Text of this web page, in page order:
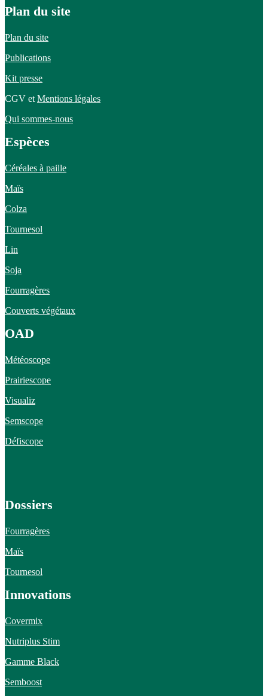
Plan du site
Plan du site
Publications
Kit presse
CGV et Mentions légales
Qui sommes-nous
Espèces
Céréales à paille
Maïs
Colza
Tournesol
Lin
Soja
Fourragères
Couverts végétaux
OAD
Météoscope
Prairiescope
Visualiz
Semscope
Défiscope
Dossiers
Fourragères
Maïs
Tournesol
Innovations
Covermix
Nutriplus Stim
Gamme Black
Semboost